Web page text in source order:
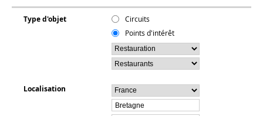
Type d'objet
Circuits
Points d'intérêt
Localisation